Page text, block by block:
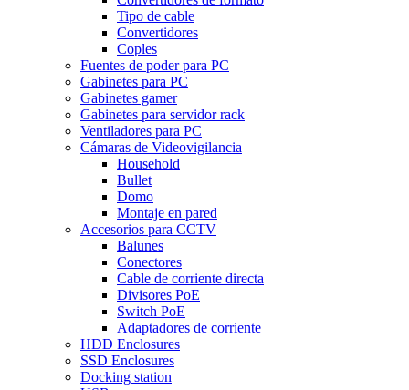
Tipo de cable
Convertidores
Coples
Fuentes de poder para PC
Gabinetes para PC
Gabinetes gamer
Gabinetes para servidor rack
Ventiladores para PC
Cámaras de Videovigilancia
Household
Bullet
Domo
Montaje en pared
Accesorios para CCTV
Balunes
Conectores
Cable de corriente directa
Divisores PoE
Switch PoE
Adaptadores de corriente
HDD Enclosures
SSD Enclosures
Docking station